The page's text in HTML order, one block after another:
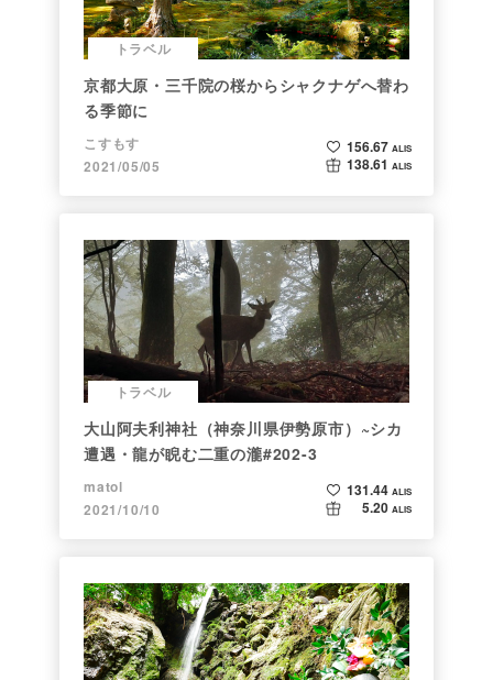
トラベル
京都大原・三千院の桜からシャクナゲへ替わ
る季節に
こすもす
2021/05/05
156.67 ALIS
138.61 ALIS
トラベル
大山阿夫利神社（神奈川県伊勢原市）~シカ
遭遇・龍が睨む二重の瀧#202-3
matol
2021/10/10
131.44 ALIS
5.20 ALIS